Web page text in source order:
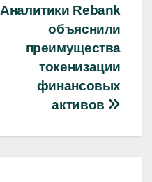
Аналитики Rebank
объяснили
преимущества
токенизации
финансовых
активов